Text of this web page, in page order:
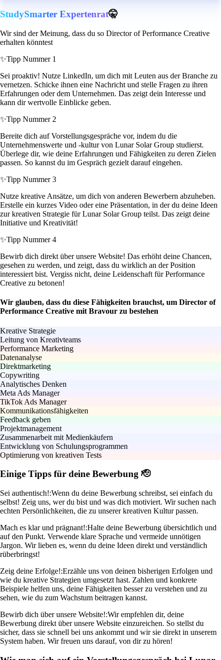
StudySmarter Expertenrat🤫
Wir sind der Meinung, dass du so Director of Performance Creative
erhalten könntest
✨Tipp Nummer 1
Sei proaktiv! Nutze LinkedIn, um dich mit Leuten aus der Branche zu
vernetzen. Schicke ihnen eine Nachricht und stelle Fragen zu ihren
Erfahrungen oder dem Unternehmen. Das zeigt dein Interesse und
kann dir wertvolle Einblicke geben.
✨Tipp Nummer 2
Bereite dich auf Vorstellungsgespräche vor, indem du die
Unternehmenswerte und -kultur von Lunar Solar Group studierst.
Überlege dir, wie deine Erfahrungen und Fähigkeiten zu deren Zielen
passen. So kannst du im Gespräch gezielt darauf eingehen.
✨Tipp Nummer 3
Nutze kreative Ansätze, um dich von anderen Bewerbern abzuheben.
Erstelle ein kurzes Video oder eine Präsentation, in der du deine Ideen
zur kreativen Strategie für Lunar Solar Group teilst. Das zeigt deine
Initiative und Kreativität!
✨Tipp Nummer 4
Bewirb dich direkt über unsere Website! Das erhöht deine Chancen,
gesehen zu werden, und zeigt, dass du wirklich an der Position
interessiert bist. Vergiss nicht, deine Leidenschaft für Performance
Creative zu betonen!
Wir glauben, dass du diese Fähigkeiten brauchst, um Director of
Performance Creative mit Bravour zu bestehen
Kreative Strategie
Leitung von Kreativteams
Performance Marketing
Datenanalyse
Direktmarketing
Copywriting
Analytisches Denken
Meta Ads Manager
TikTok Ads Manager
Kommunikationsfähigkeiten
Feedback geben
Projektmanagement
Zusammenarbeit mit Medienkäufern
Entwicklung von Schulungsprogrammen
Optimierung von kreativen Tests
Einige Tipps für deine Bewerbung 🫡
Sei authentisch!:Wenn du deine Bewerbung schreibst, sei einfach du
selbst! Zeig uns, wer du bist und was dich motiviert. Wir suchen nach
echten Persönlichkeiten, die zu unserer kreativen Kultur passen.
Mach es klar und prägnant!:Halte deine Bewerbung übersichtlich und
auf den Punkt. Verwende klare Sprache und vermeide unnötigen
Jargon. Wir lieben es, wenn du deine Ideen direkt und verständlich
rüberbringst!
Zeig deine Erfolge!:Erzähle uns von deinen bisherigen Erfolgen und
wie du kreative Strategien umgesetzt hast. Zahlen und konkrete
Beispiele helfen uns, deine Fähigkeiten besser zu verstehen und zu
sehen, wie du zum Wachstum beitragen kannst.
Bewirb dich über unsere Website!:Wir empfehlen dir, deine
Bewerbung direkt über unsere Website einzureichen. So stellst du
sicher, dass sie schnell bei uns ankommt und wir sie direkt in unserem
System haben. Wir freuen uns darauf, von dir zu hören!